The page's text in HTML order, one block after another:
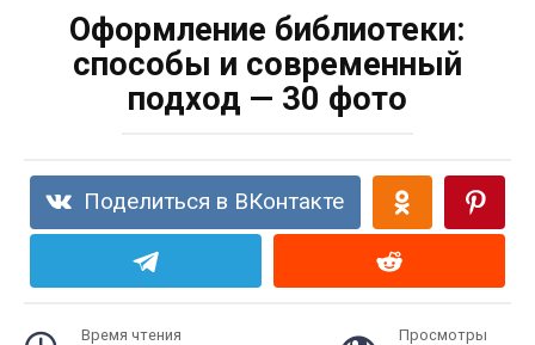
Оформление библиотеки:
способы и современный
подход — 30 фото
Поделиться в ВКонтакте
Время чтения Просмотры